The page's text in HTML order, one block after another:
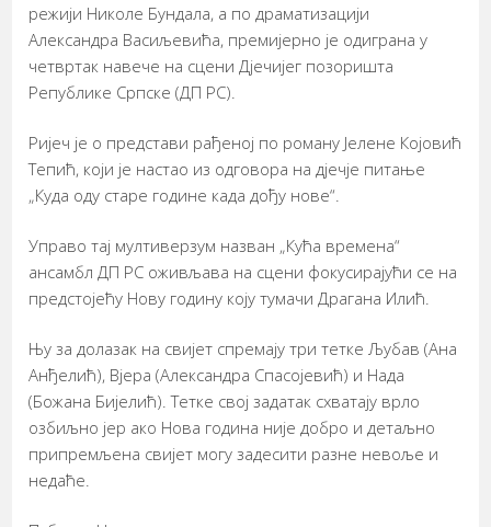
режији Николе Бундала, а по драматизацији
Александра Васиљевића, премијерно је одиграна у
четвртак навече на сцени Дјечијег позоришта
Републике Српске (ДП РС).
Ријеч је о представи рађеној по роману Јелене Којовић
Тепић, који је настао из одговора на дјечје питање
„Куда оду старе године када дођу нове“.
Управо тај мултиверзум назван „Кућа времена“
ансамбл ДП РС оживљава на сцени фокусирајући се на
предстојећу Нову годину коју тумачи Драгана Илић.
Њу за долазак на свијет спремају три тетке Љубав (Ана
Анђелић), Вјера (Александра Спасојевић) и Нада
(Божана Бијелић). Тетке свој задатак схватају врло
озбиљно јер ако Нова година није добро и детаљно
припремљена свијет могу задесити разне невоље и
недаће.